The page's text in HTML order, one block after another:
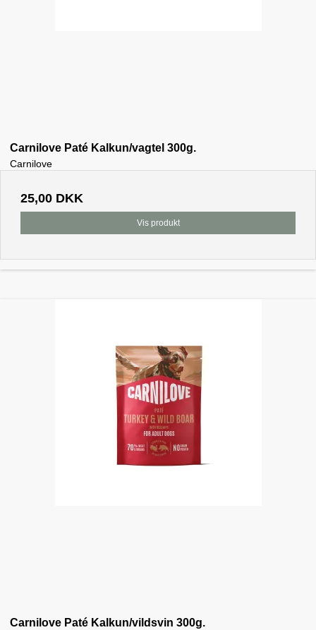
Carnilove Paté Kalkun/vagtel 300g.
Carnilove
25,00 DKK
Vis produkt
Carnilove Paté Kalkun/vildsvin 300g.